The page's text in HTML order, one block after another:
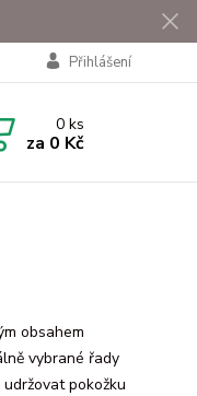
Přihlášení
0ks
za 0 Kč
obsahem
vybrané řady
pokožku